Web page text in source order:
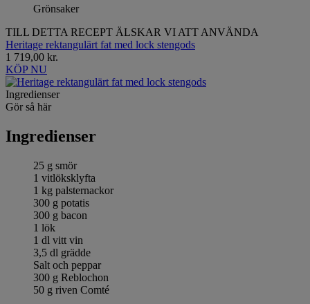
Grönsaker
TILL DETTA RECEPT ÄLSKAR VI ATT ANVÄNDA
Heritage rektangulärt fat med lock stengods
1 719,00 kr.
KÖP NU
Ingredienser
Gör så här
Ingredienser
25 g smör
1 vitlöksklyfta
1 kg palsternackor
300 g potatis
300 g bacon
1 lök
1 dl vitt vin
3,5 dl grädde
Salt och peppar
300 g Reblochon
50 g riven Comté